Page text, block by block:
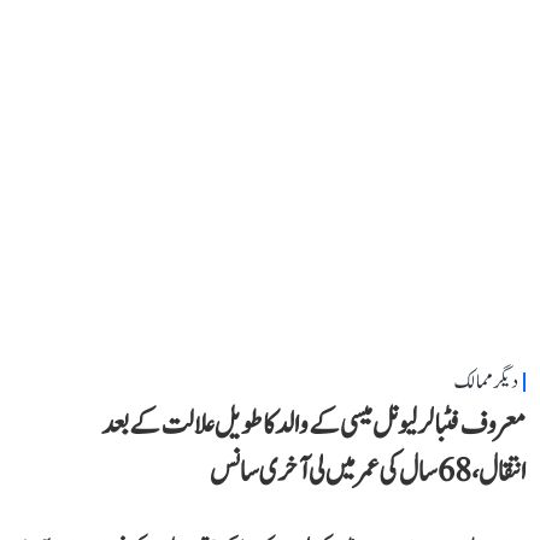
دیگر ممالک
معروف فٹبالر لیونل میسی کے والد کا طویل علالت کے بعد
انتقال، 68 سال کی عمر میں لی آخری سانس